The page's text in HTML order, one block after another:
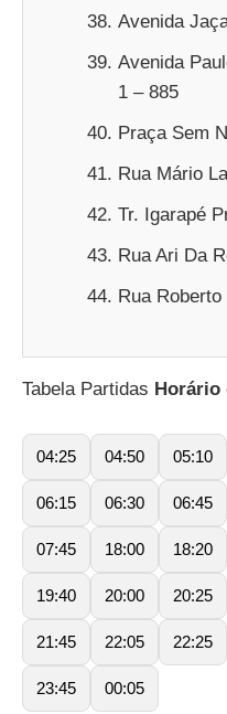
Avenida
Avenida
1 – 885
Praça Sem
Rua Mário
Tr. Igarapé
Rua Ari Da
Rua
Tabela Partidas Horário
04:25 04:50 05:10
06:15 06:30 06:45
07:45 18:00 18:20
19:40 20:00 20:25
21:45 22:05 22:25
23:45 00:05